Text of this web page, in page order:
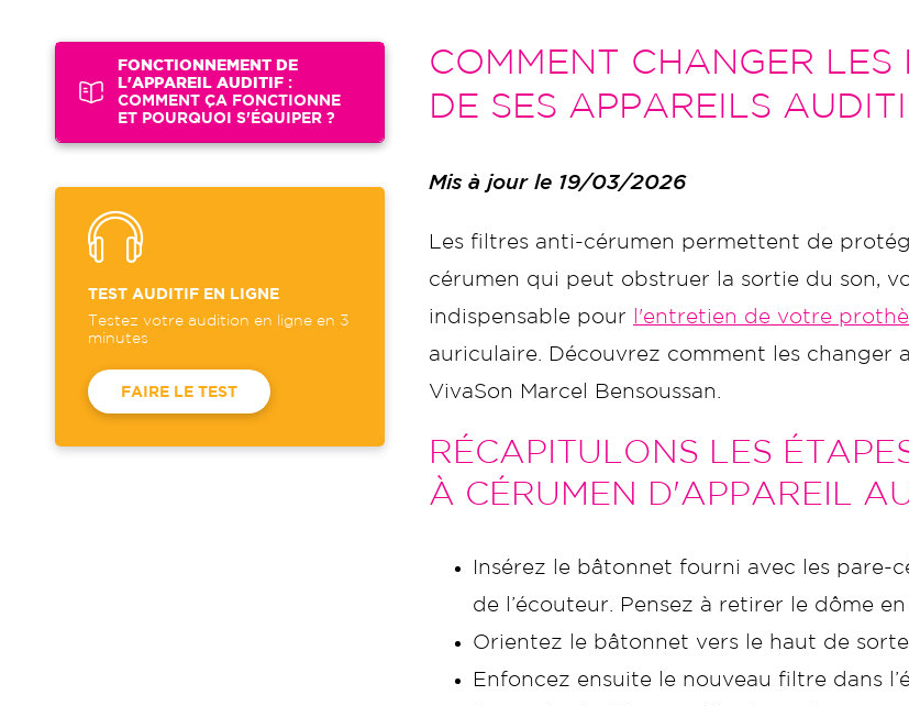
FONCTIONNEMENT DE
L'APPAREIL AUDITIF :
COMMENT ÇA FONCTIONNE
ET POURQUOI S'ÉQUIPER ?
TEST AUDITIF EN LIGNE
Testez votre audition en ligne en 3
minutes
FAIRE LE TEST
COMMENT CHANGER LES
DE SES APPAREILS
Mis à jour le 19/03/2026
Les filtres anti-cérumen permettent de
cérumen qui peut obstruer la sortie du son,
indispensable pour
l'entretien de votre
auriculaire. Découvrez comment les changer
VivaSon Marcel Bensoussan.
RÉCAPITULONS LES
À CÉRUMEN D'APPAREIL
Insérez le bâtonnet fourni avec les
de l’écouteur. Pensez à retirer le dôme
Orientez le bâtonnet vers le haut de
Enfoncez ensuite le nouveau filtre dans